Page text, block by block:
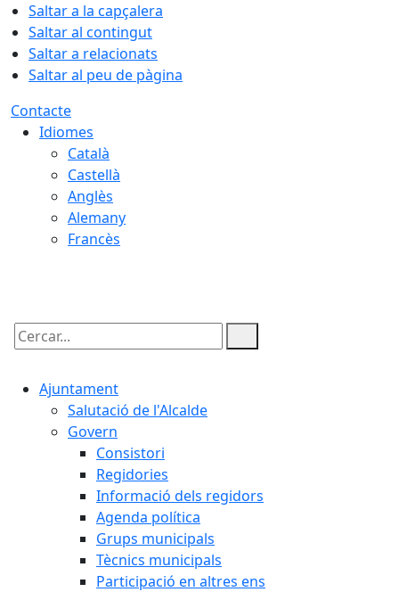
Saltar a la capçalera
Saltar al contingut
Saltar a relacionats
Saltar al peu de pàgina
Contacte
Idiomes
Català
Castellà
Anglès
Alemany
Francès
Cercar:
Ajuntament
Salutació de l'Alcalde
Govern
Consistori
Regidories
Informació dels regidors
Agenda política
Grups municipals
Tècnics municipals
Participació en altres ens